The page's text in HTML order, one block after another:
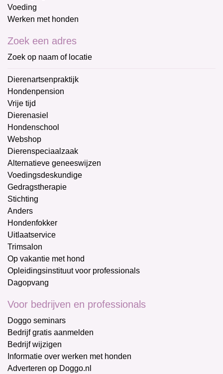
Voeding
Werken met honden
Zoek een adres
Zoek op naam of locatie
Dierenartsenpraktijk
Hondenpension
Vrije tijd
Dierenasiel
Hondenschool
Webshop
Dierenspeciaalzaak
Alternatieve geneeswijzen
Voedingsdeskundige
Gedragstherapie
Stichting
Anders
Hondenfokker
Uitlaatservice
Trimsalon
Op vakantie met hond
Opleidingsinstituut voor professionals
Dagopvang
Voor bedrijven en professionals
Doggo seminars
Bedrijf gratis aanmelden
Bedrijf wijzigen
Informatie over werken met honden
Adverteren op Doggo.nl